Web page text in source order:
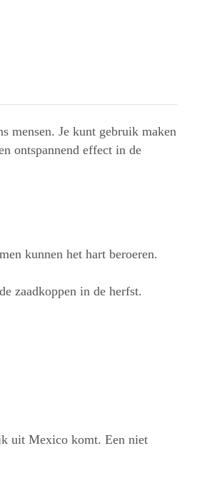
mensen. Je kunt gebruik maken
ontspannend effect in de
kunnen het hart beroeren.
zaadkoppen in de herfst.
uit Mexico komt. Een niet